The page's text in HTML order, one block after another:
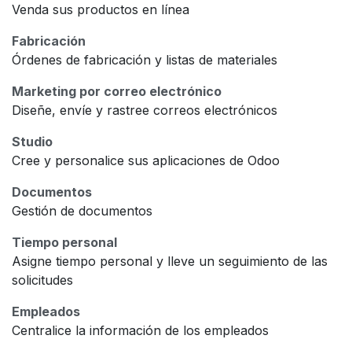
Venda sus productos en línea
Fabricación
Órdenes de fabricación y listas de materiales
Marketing por correo electrónico
Diseñe, envíe y rastree correos electrónicos
Studio
Cree y personalice sus aplicaciones de Odoo
Documentos
Gestión de documentos
Tiempo personal
Asigne tiempo personal y lleve un seguimiento de las
solicitudes
Empleados
Centralice la información de los empleados